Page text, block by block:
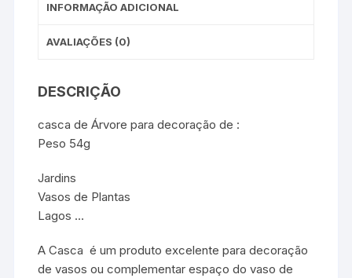
INFORMAÇÃO ADICIONAL
AVALIAÇÕES (0)
DESCRIÇÃO
casca de Árvore para decoração de :
Peso 54g
Jardins
Vasos de Plantas
Lagos …
A Casca é um produto excelente para decoração
de vasos ou complementar espaço do vaso de